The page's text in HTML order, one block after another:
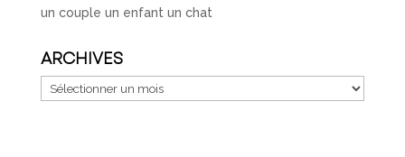
un couple un enfant un chat
ARCHIVES
Archives